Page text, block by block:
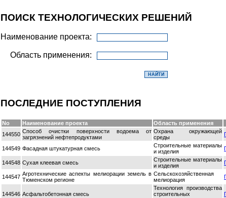
ПОИСК ТЕХНОЛОГИЧЕСКИХ РЕШЕНИЙ
Наименование проекта:
Область применения:
ПОСЛЕДНИЕ ПОСТУПЛЕНИЯ
No Наименование проекта
Область применения
144550 Способ очистки поверхности водоема от
загрязнений нефтепродуктами
Охрана окружающей
среды
144549 Фасадная штукатурная смесь
Строительные материалы
и изделия
144548 Сухая клеевая смесь
Строительные материалы
и изделия
144547 Агротехнические аспекты мелиорации земель в
Тюменском регионе
Сельскохозяйственная
мелиорация
144546 Асфальтобетонная смесь
Технология производства
строительных